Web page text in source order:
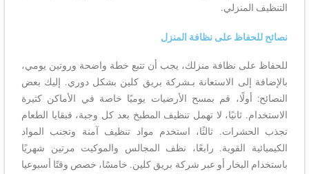
التنظيف المنزلي.
نصائح للحفاظ على نظافة المنزل
للحفاظ على نظافة منزلك، يجب أن تتبع خطة واضحة وروتين يومي،
بالإضافة إلى الاستعانة بـشركة بريق كلين بشكل دوري. إليك بعض
النصائح: أولًا، قم بمسح الأرضيات يوميًا خاصة في الأماكن كثيرة
الاستخدام. ثانيًا، لا تهمل تنظيف المطبخ بعد كل وجبة، فبقايا الطعام
تجذب الحشرات. ثالثًا، استخدم مواد تنظيف آمنة وتجنب المواد
الكيميائية القوية. رابعًا، نظف المجالس والموكيت مرتين شهريًا
باستخدام البخار أو عبر شركة بريق كلين. خامسًا، خصص وقتًا أسبوعيا